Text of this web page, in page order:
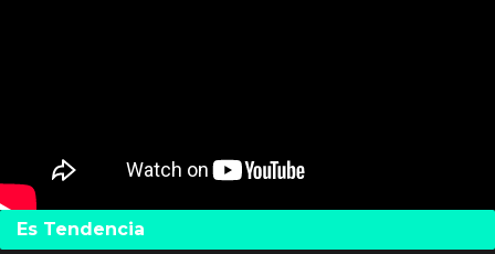
Es Tendencia